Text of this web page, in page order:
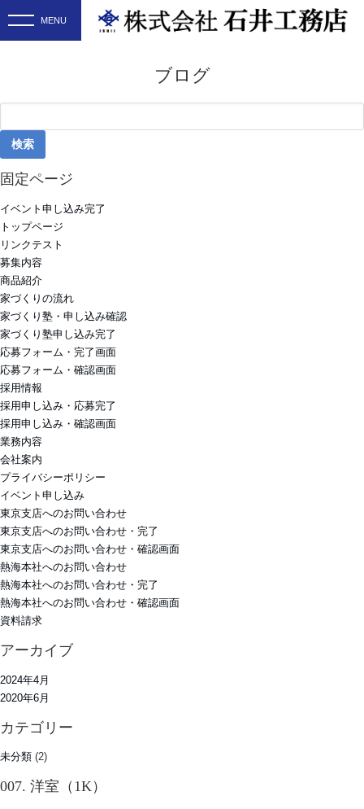
ブログ
索:
固定ページ
イベント申し込み完了
トップページ
リンクテスト
募集内容
商品紹介
家づくりの流れ
家づくり塾・申し込み確認
家づくり塾申し込み完了
応募フォーム・完了画面
応募フォーム・確認画面
採用情報
採用申し込み・応募完了
採用申し込み・確認画面
業務内容
会社案内
プライバシーポリシー
イベント申し込み
東京支店へのお問い合わせ
東京支店へのお問い合わせ・完了
東京支店へのお問い合わせ・確認画面
熱海本社へのお問い合わせ
熱海本社へのお問い合わせ・完了
熱海本社へのお問い合わせ・確認画面
資料請求
アーカイブ
2024年4月
2020年6月
カテゴリー
未分類 (2)
007. 洋室（1K）